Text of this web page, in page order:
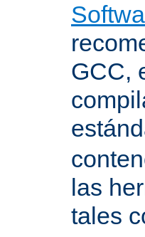
GCC,
las
tales